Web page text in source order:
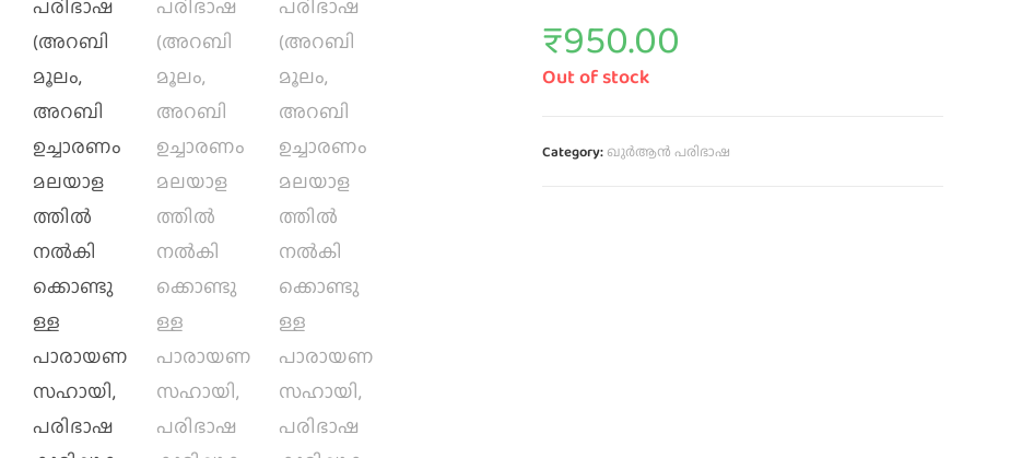
₹950.00
Out of stock
Category: ഖുർആൻ പരിഭാഷ